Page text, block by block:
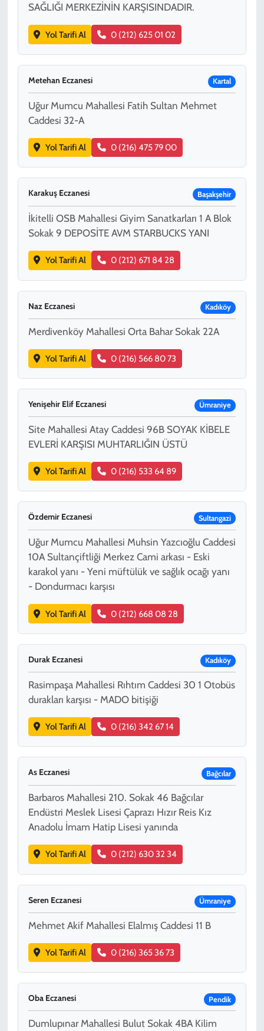
SAĞLIĞI MERKEZİNİN KARŞISINDADIR.
Yol Tarifi Al 0 (212) 625 01 02
Metehan Eczanesi Kartal
Uğur Mumcu Mahallesi Fatih Sultan Mehmet
Caddesi 32-A
Yol Tarifi Al 0 (216) 475 79 00
Karakuş Eczanesi Başakşehir
İkitelli OSB Mahallesi Giyim Sanatkarları 1 A Blok
Sokak 9 DEPOSİTE AVM STARBUCKS YANI
Yol Tarifi Al 0 (212) 671 84 28
Naz Eczanesi Kadıköy
Merdivenköy Mahallesi Orta Bahar Sokak 22A
Yol Tarifi Al 0 (216) 566 80 73
Yenişehir Elif Eczanesi Ümraniye
Site Mahallesi Atay Caddesi 96B SOYAK KİBELE
EVLERİ KARŞISI MUHTARLIĞIN ÜSTÜ
Yol Tarifi Al 0 (216) 533 64 89
Özdemir Eczanesi Sultangazi
Uğur Mumcu Mahallesi Muhsin Yazcıoğlu Caddesi
10A Sultançiftliği Merkez Cami arkası - Eski
karakol yanı - Yeni müftülük ve sağlık ocağı yanı
- Dondurmacı karşısı
Yol Tarifi Al 0 (212) 668 08 28
Durak Eczanesi Kadıköy
Rasimpaşa Mahallesi Rıhtım Caddesi 30 1 Otobüs
durakları karşısı - MADO bitişiği
Yol Tarifi Al 0 (216) 342 67 14
As Eczanesi Bağcılar
Barbaros Mahallesi 210. Sokak 46 Bağcılar
Endüstri Meslek Lisesi Çaprazı Hızır Reis Kız
Anadolu İmam Hatip Lisesi yanında
Yol Tarifi Al 0 (212) 630 32 34
Seren Eczanesi Ümraniye
Mehmet Akif Mahallesi Elalmış Caddesi 11 B
Yol Tarifi Al 0 (216) 365 36 73
Oba Eczanesi Pendik
Dumlupınar Mahallesi Bulut Sokak 4BA Kilim